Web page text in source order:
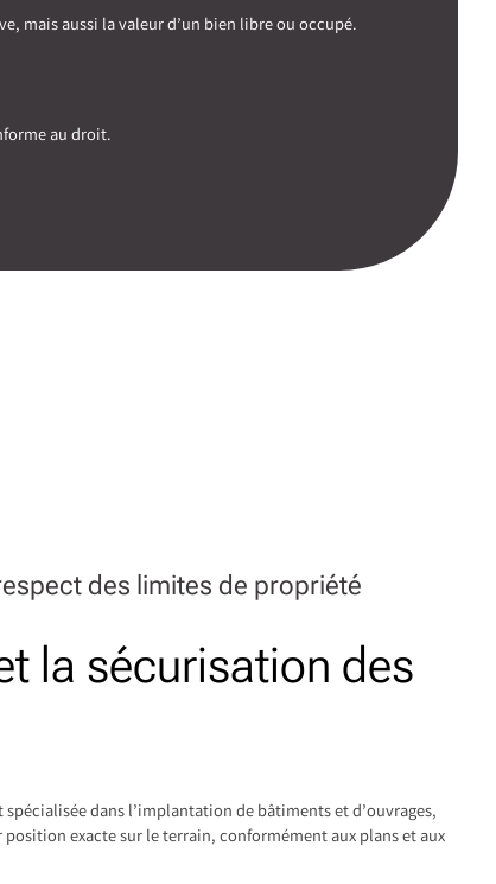
mais aussi la valeur d’un bien libre ou occupé.
au droit.
des limites de propriété
la sécurisation des
spécialisée dans l’implantation de bâtiments et d’ouvrages,
exacte sur le terrain, conformément aux plans et aux